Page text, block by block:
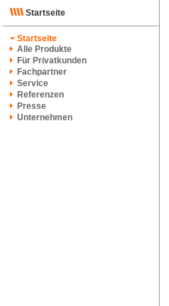
Startseite
Startseite
Alle Produkte
Für Privatkunden
Fachpartner
Service
Referenzen
Presse
Unternehmen